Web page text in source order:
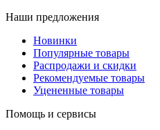
Наши предложения
Новинки
Популярные товары
Распродажи и скидки
Рекомендуемые товары
Уцененные товары
Помощь и сервисы